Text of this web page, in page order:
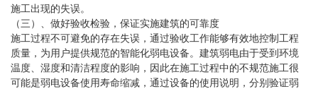
施工出现的失误。
（三）、做好验收检验，保证实施建筑的可靠度
施工过程不可避免的存在失误，通过验收工作能够有效地控制工程
质量，为用户提供规范的智能化弱电设备。建筑弱电由于受到环境
温度、湿度和清洁程度的影响，因此在施工过程中的不规范施工很
可能是弱电设备使用寿命缩减，通过设备的使用说明，分别验证弱